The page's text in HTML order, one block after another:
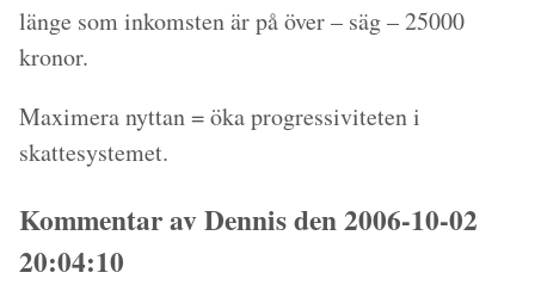
länge som inkomsten är på över – säg – 25000
kronor.
Maximera nyttan = öka progressiviteten i
skattesystemet.
Kommentar av Dennis den 2006-10-02
20:04:10